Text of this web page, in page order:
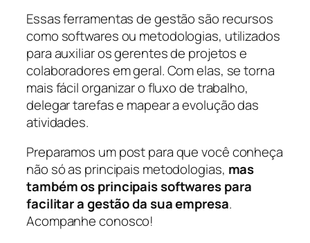
Essas ferramentas de gestão são recursos
como softwares ou metodologias, utilizados
para auxiliar os gerentes de projetos e
colaboradores em geral. Com elas, se torna
mais fácil organizar o fluxo de trabalho,
delegar tarefas e mapear a evolução das
atividades.
Preparamos um post para que você conheça
não só as principais metodologias, mas
também os principais softwares para
facilitar a gestão da sua empresa.
Acompanhe conosco!